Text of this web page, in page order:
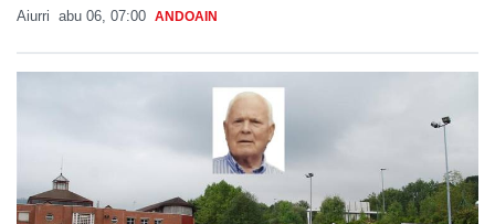
Aiurri abu 06, 07:00 ANDOAIN